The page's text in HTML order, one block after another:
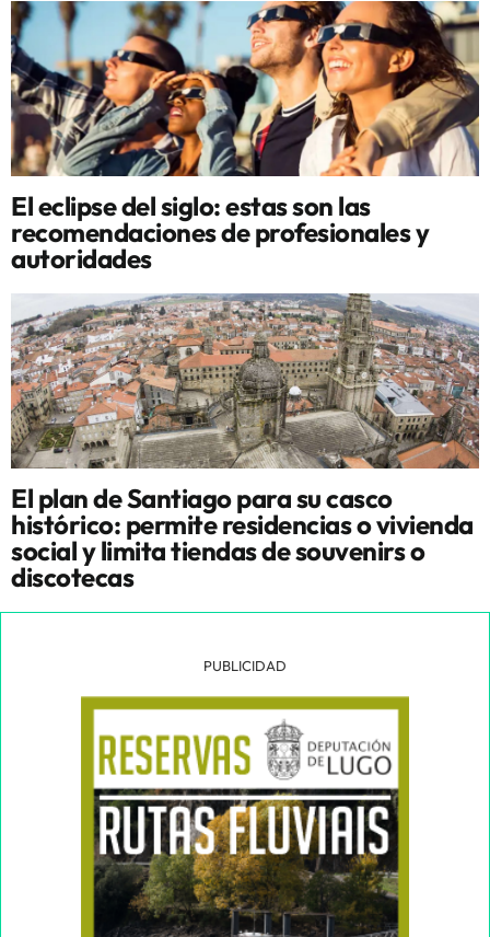
El eclipse del siglo: estas son las
recomendaciones de profesionales y
autoridades
El plan de Santiago para su casco
histórico: permite residencias o vivienda
social y limita tiendas de souvenirs o
discotecas
PUBLICIDAD